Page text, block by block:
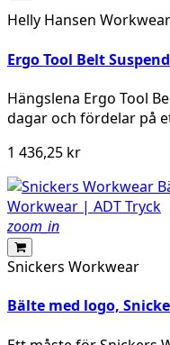
BLACK
Helly Hansen Workwear
Ergo Tool Belt
Hängslena Ergo Tool
dagar och fördelar på
1 436,25 kr
zoom_in
Snickers Workwear
Bälte med logo,